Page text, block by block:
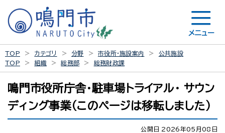
メニュー
TOP カテゴリ 分野 市役所・施設案内
公共施設
TOP
組織 総務部 総務財政課
鳴門市役所庁舎・駐車場トライアル・ サウン
ディング事業（このページは移転しました）
公開日 2026年05月08日